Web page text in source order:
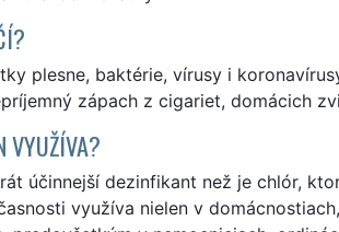
plesne, baktérie, vírusy i
zápach z cigariet, domácich
VYUŽÍVA?
účinnejší dezinfikant než je chlór,
využíva nielen v